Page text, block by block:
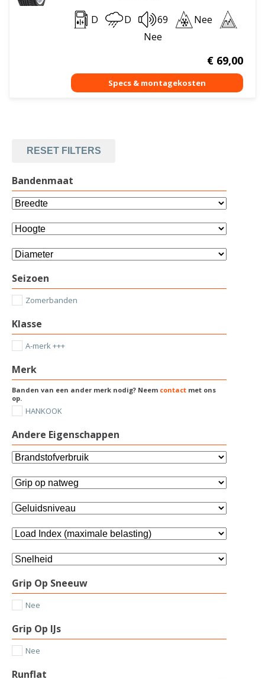
D D 69
Nee
Nee
€69,00
RESET FILTERS
Bandenmaat
Seizoen
Zomerbanden
Klasse
A-merk +++
Merk
Banden van een ander merk nodig? Neem contact met ons
op.
HANKOOK
Andere Eigenschappen
Grip Op Sneeuw
Nee
Grip Op IJs
Nee
Runflat